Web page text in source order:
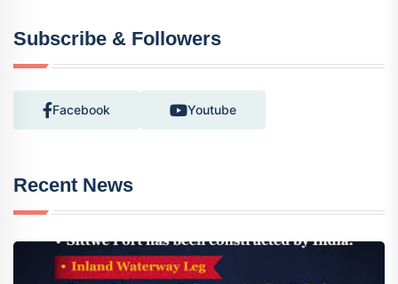
Subscribe & Followers
Facebook Youtube
Recent News